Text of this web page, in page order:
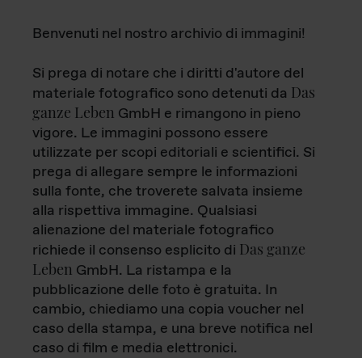
Benvenuti nel nostro archivio di immagini!
Si prega di notare che i diritti d'autore del
materiale fotografico sono detenuti da Das
ganze Leben GmbH e rimangono in pieno
vigore. Le immagini possono essere
utilizzate per scopi editoriali e scientifici. Si
prega di allegare sempre le informazioni
sulla fonte, che troverete salvata insieme
alla rispettiva immagine. Qualsiasi
alienazione del materiale fotografico
richiede il consenso esplicito di Das ganze
Leben GmbH. La ristampa e la
pubblicazione delle foto è gratuita. In
cambio, chiediamo una copia voucher nel
caso della stampa, e una breve notifica nel
caso di film e media elettronici.